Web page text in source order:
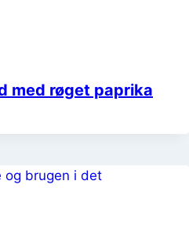
med røget paprika